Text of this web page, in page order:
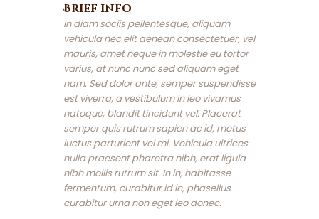
Brief info
In diam sociis pellentesque, aliquam
vehicula nec elit aenean consectetuer, vel
mauris, amet neque in molestie eu tortor
varius, at nunc nunc sed aliquam eget
nam. Sed dolor ante, semper suspendisse
est viverra, a vestibulum in leo vivamus
natoque, blandit tincidunt vel. Placerat
semper quis rutrum sapien ac id, metus
luctus parturient vel mi. Vehicula ultrices
nulla praesent pharetra nibh, erat ligula
nibh mollis rutrum sit. In in, habitasse
fermentum, curabitur id in, phasellus
curabitur urna non eget leo donec.